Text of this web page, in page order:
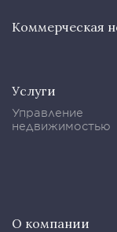
Коммерческая
Услуги
Управление
недвижимостью
О компании